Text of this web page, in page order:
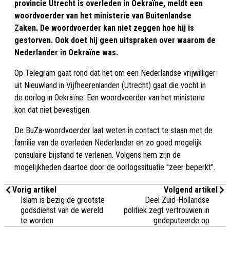
provincie Utrecht is overleden in Oekraïne, meldt een
woordvoerder van het ministerie van Buitenlandse
Zaken. De woordvoerder kan niet zeggen hoe hij is
gestorven. Ook doet hij geen uitspraken over waarom de
Nederlander in Oekraïne was.
Op Telegram gaat rond dat het om een Nederlandse vrijwilliger
uit Nieuwland in Vijfheerenlanden (Utrecht) gaat die vocht in
de oorlog in Oekraïne. Een woordvoerder van het ministerie
kon dat niet bevestigen.
De BuZa-woordvoerder laat weten in contact te staan met de
familie van de overleden Nederlander en zo goed mogelijk
consulaire bijstand te verlenen. Volgens hem zijn de
mogelijkheden daartoe door de oorlogssituatie "zeer beperkt".
Vorig artikel
Islam is bezig de grootste
godsdienst van de wereld
te worden
Volgend artikel
Deel Zuid-Hollandse
politiek zegt vertrouwen in
gedeputeerde op